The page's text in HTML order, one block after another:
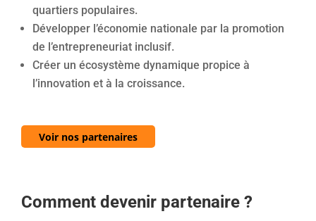
quartiers populaires.
Développer l’économie nationale par la promotion
de l’entrepreneuriat inclusif.
Créer un écosystème dynamique propice à
l’innovation et à la croissance.
Voir nos partenaires
Comment devenir partenaire ?